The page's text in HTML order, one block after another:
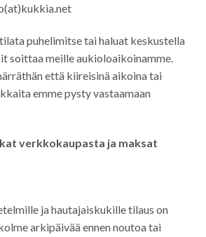
puhelimitse tai haluat keskustella
soittaa meille aukioloaikoinamme.
että kiireisinä aikoina tai
emme pysty vastaamaan
verkkokaupasta ja maksat
ja hautajaiskukille tilaus on
arkipäivää ennen noutoa tai